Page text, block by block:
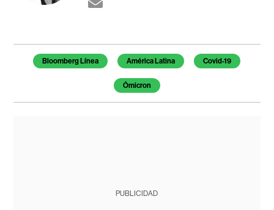
Temas de este artículo
Bloomberg Línea América Latina Covid-19
Ómicron
PUBLICIDAD